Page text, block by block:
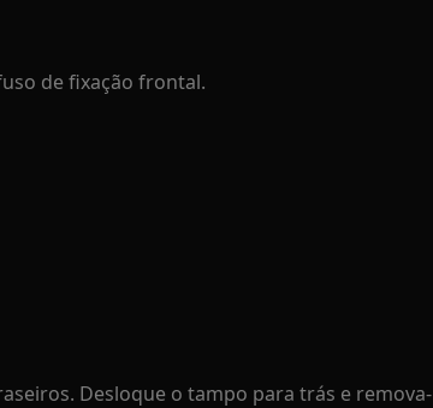
de fixação frontal.
Desloque o tampo para trás e remova-